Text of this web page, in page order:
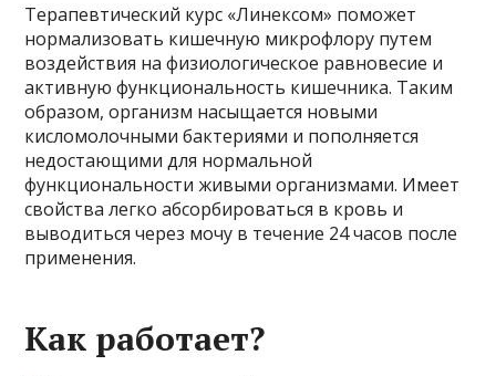
Терапевтический курс «Линексом» поможет
нормализовать кишечную микрофлору путем
воздействия на физиологическое равновесие и
активную функциональность кишечника. Таким
образом, организм насыщается новыми
кисломолочными бактериями и пополняется
недостающими для нормальной
функциональности живыми организмами. Имеет
свойства легко абсорбироваться в кровь и
выводиться через мочу в течение 24 часов после
применения.
Как работает?